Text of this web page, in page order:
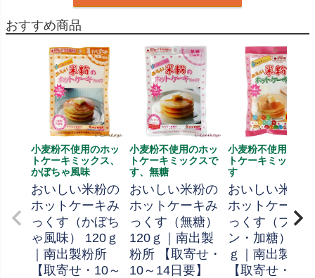
おすすめ商品
小麦粉不使用のホッ
トケーキミックス、
かぼちゃ風味
おいしい米粉の
ホットケーキみ
っくす（かぼち
ゃ風味） 120ｇ
｜南出製粉所
【取寄せ・10～
小麦粉不使用のホッ
トケーキミックスで
す、無糖
おいしい米粉の
ホットケーキみ
っくす（無糖）
120ｇ｜南出製
粉所 【取寄せ・
10～14日要】
小麦粉不使用のホ
トケーキミックス
す
おいしい米粉
ホットケーキ
っくす（プレ
ン・加糖） 180
ｇ｜南出製粉
【取寄せ・10